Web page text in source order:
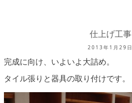
仕上げ工事
2013年1月29日
完成に向け、いよいよ大詰め。
タイル張りと器具の取り付けです。